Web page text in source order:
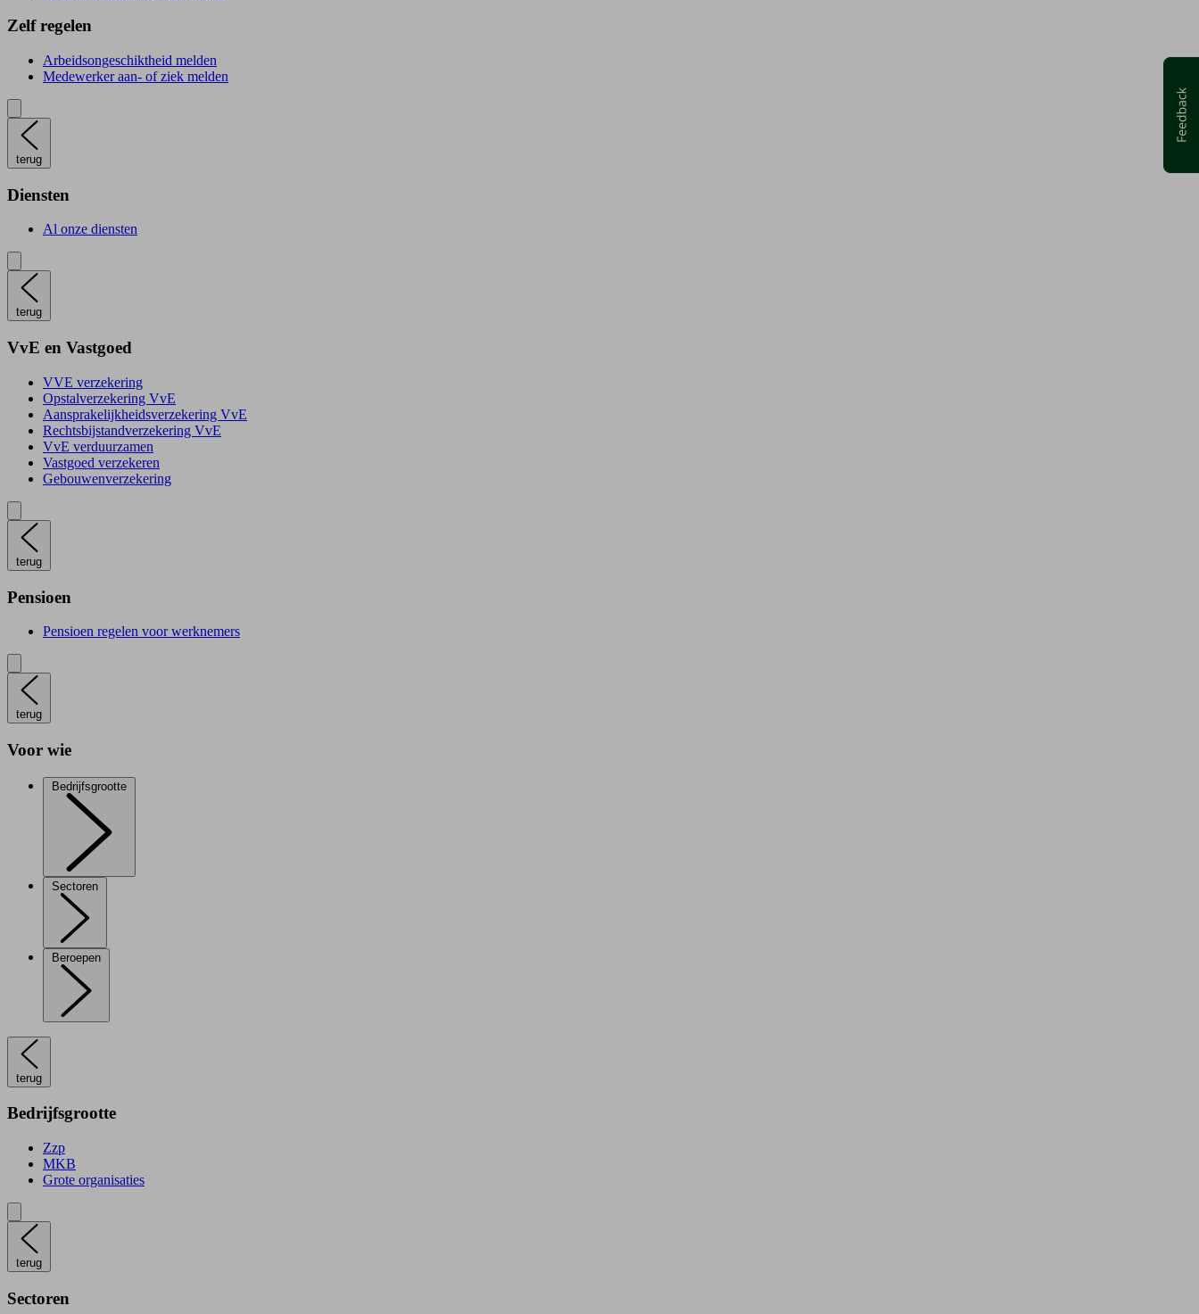
Zelf regelen
Arbeidsongeschiktheid melden
Medewerker aan- of ziek melden
terug
Diensten
Al onze diensten
terug
VvE en Vastgoed
VVE verzekering
Opstalverzekering VvE
Aansprakelijkheidsverzekering VvE
Rechtsbijstandverzekering VvE
VvE verduurzamen
Vastgoed verzekeren
Gebouwenverzekering
terug
Pensioen
Pensioen regelen voor werknemers
terug
Voor wie
Bedrijfsgrootte
Sectoren
Beroepen
terug
Bedrijfsgrootte
Zzp
MKB
Grote organisaties
terug
Sectoren